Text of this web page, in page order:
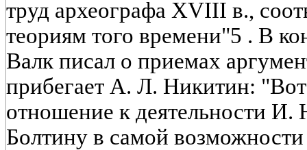
труд археографа XVIII в.,
теориям того времени"5 . В
Валк писал о приемах
прибегает А. Л. Никитин: "Вот
отношение к деятельности И.
Болтину в самой